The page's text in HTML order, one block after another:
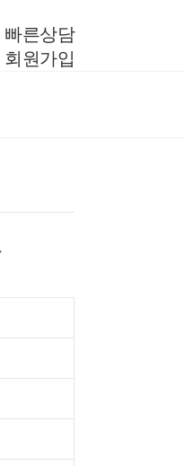
빠른상담
회원가입